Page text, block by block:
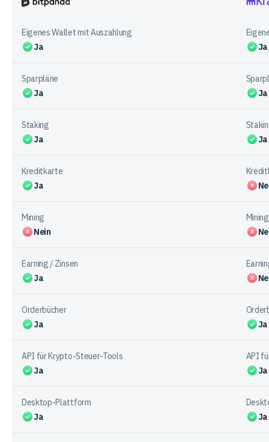
bei
den
Eigenes Wallet mit Auszahlung
Ja
Ja
Sparpläne
Ja
Ja
Staking
Ja
Ja
Kreditkarte
Ja
Mining
Nein
Mining
Earning / Zinsen
Ja
Orderbücher
Ja
Ja
API für Krypto-Steuer-Tools
Ja
API
Ja
Desktop-Plattform
Ja
Ja